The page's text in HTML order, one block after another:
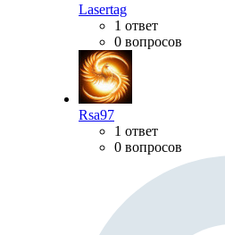
Lasertag
1 ответ
0 вопросов
Rsa97
1 ответ
0 вопросов